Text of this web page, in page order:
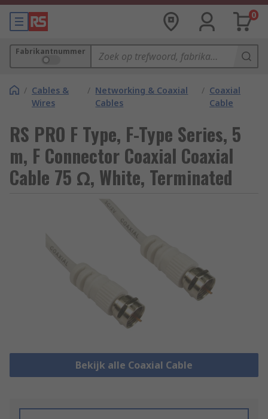
0
Fabrikantnummer
/ Cables &
Wires
/ Networking & Coaxial
Cables
/ Coaxial
Cable
RS PRO F Type, F-Type Series, 5
m, F Connector Coaxial Coaxial
Cable 75 Ω, White, Terminated
Bekijk alle Coaxial Cable